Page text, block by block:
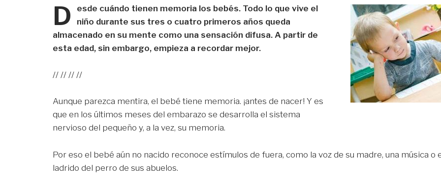
D
esde cuándo tienen memoria los bebés. Todo lo que vive el
niño durante sus tres o cuatro primeros años queda
almacenado en su mente como una sensación difusa. A partir de
esta edad, sin embargo, empieza a recordar mejor.
// // // //
Aunque parezca mentira, el bebé tiene memoria. ¡antes de nacer! Y es
que en los últimos meses del embarazo se desarrolla el sistema
nervioso del pequeño y, a la vez, su memoria.
Por eso el bebé aún no nacido reconoce estímulos de fuera, como la voz de su madre, una música o
ladrido del perro de sus abuelos.